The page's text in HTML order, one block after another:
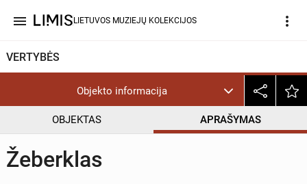
menu LIETUVOS MUZIEJŲ KOLEKCIJOS more_vert
VERTYBĖS
Objekto informacija
OBJEKTAS APRAŠYMAS
Žeberklas